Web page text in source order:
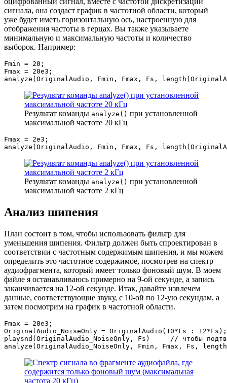
сигнала, она создаст график в частотной области, который
уже будет иметь горизонтальную ось, настроенную для
отображения частоты в герцах. Вы также указываете
минимальную и максимальную частоты и количество
выборок. Например:
Fmin = 20 ;
Fmax = 20e3 ;
analyze ( OriginalAudio , Fmin , Fmax , Fs , length (
Результат команды analyze() при установленной
максимальной частоте 20 кГц
Fmax = 2e3 ;
analyze ( OriginalAudio , Fmin , Fmax , Fs , length (
Результат команды analyze() при установленной
максимальной частоте 2 кГц
Анализ шипения
План состоит в том, чтобы использовать фильтр для
уменьшения шипения. Фильтр должен быть спроектирован в
соответствии с частотным содержимым шипения, и мы можем
определить это частотное содержимое, посмотрев на спектр
аудиофрагмента, который имеет только фоновый шум. В моем
файле я останавливаюсь примерно на 9-ой секунде, а запись
заканчивается на 12-ой секунде. Итак, давайте извлечем
данные, соответствующие звуку, с 10-ой по 12-ую секундам, а
затем посмотрим на график в частотной области.
Fmax = 20e3 ;
OriginalAudio_NoiseOnly = OriginalAudio ( 10*Fs : 12*Fs ) ;
playsnd ( OriginalAudio_NoiseOnly , Fs )
// чтобы
analyze ( OriginalAudio_NoiseOnly , Fmin , Fmax , Fs , length